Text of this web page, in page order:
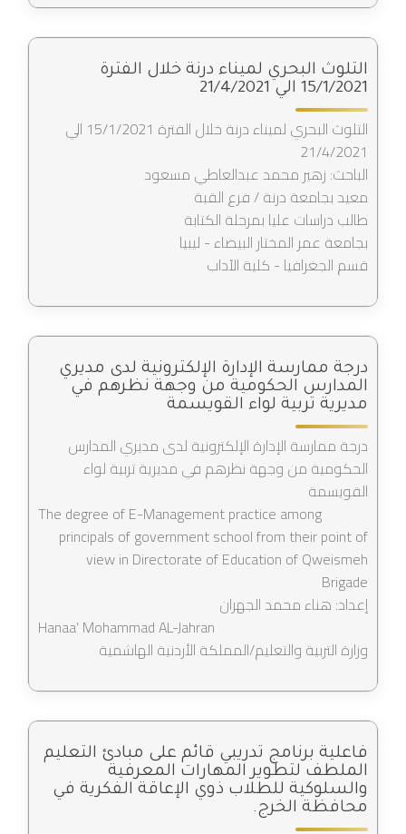
التلوث البحري لميناء درنة خلال الفترة
15/1/2021 الي 21/4/2021
التلوث البحري لميناء درنة خلال الفترة 15/1/2021 الي
21/4/2021
الباحث: زهير محمد عبدالعاطي مسعود
معيد بجامعة درنة / فرع القبة
طالب دراسات عليا بمرحلة الكتابة
بجامعة عمر المختار البيضاء - ليبيا
قسم الجغرافيا - كلية الآداب
درجة ممارسة الإدارة الإلكترونية لدى مديري
المدارس الحكومية من وجهة نظرهم في
مديرية تربية لواء القويسمة
درجة ممارسة الإدارة الإلكترونية لدى مديري المدارس
الحكومية من وجهة نظرهم في مديرية تربية لواء
القويسمة
The degree of E-Management practice among
principals of government school from their point of
view in Directorate of Education of Qweismeh
Brigade
إعداد: هناء محمد الجهران
Hanaa’ Mohammad AL-Jahran
وزارة التربية والتعليم/المملكة الأردنية الهاشمية
فاعلية برنامج تدريبي قائم على مبادئ التعليم
الملطف لتطوير المهارات المعرفية
والسلوكية للطلاب ذوي الإعاقة الفكرية في
محافظة الخرج.